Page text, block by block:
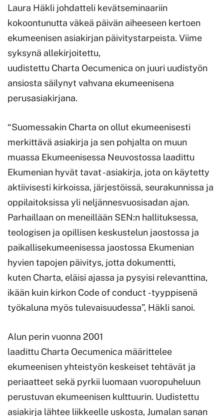
Laura Häkli johdatteli kevätseminaariin
kokoontunutta väkeä päivän aiheeseen kertoen
ekumeenisen asiakirjan päivitystarpeista. Viime
syksynä allekirjoitettu,
uudistettu Charta Oecumenica on juuri uudistyön
ansiosta säilynyt vahvana ekumeenisena
perusasiakirjana.
“Suomessakin Charta on ollut ekumeenisesti
merkittävä asiakirja ja sen pohjalta on muun
muassa Ekumeenisessa Neuvostossa laadittu
Ekumenian hyvät tavat -asiakirja, jota on käytetty
aktiivisesti kirkoissa, järjestöissä, seurakunnissa ja
oppilaitoksissa yli neljännesvuosisadan ajan.
Parhaillaan on meneillään SEN:n hallituksessa,
teologisen ja opillisen keskustelun jaostossa ja
paikallisekumeenisessa jaostossa Ekumenian
hyvien tapojen päivitys, jotta dokumentti,
kuten Charta, eläisi ajassa ja pysyisi relevanttina,
ikään kuin kirkon Code of conduct -tyyppisenä
työkaluna myös tulevaisuudessa”, Häkli sanoi.
Alun perin vuonna 2001
laadittu Charta Oecumenica määrittelee
ekumeenisen yhteistyön keskeiset tehtävät ja
periaatteet sekä pyrkii luomaan vuoropuheluun
perustuvan ekumeenisen kulttuurin. Uudistettu
asiakirja lähtee liikkeelle uskosta, Jumalan sanan